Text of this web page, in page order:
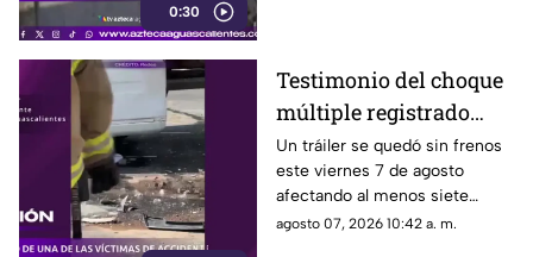
0:30
Testimonio del choque
múltiple registrado
sobre Siglo XXI y
Carretera federal 70
Poniente HOY 7 de
agosto
Un tráiler se quedó sin frenos
este viernes 7 de agosto
afectando al menos siete
vehículos y dejando 13
agosto 07, 2026 10:42 a. m.